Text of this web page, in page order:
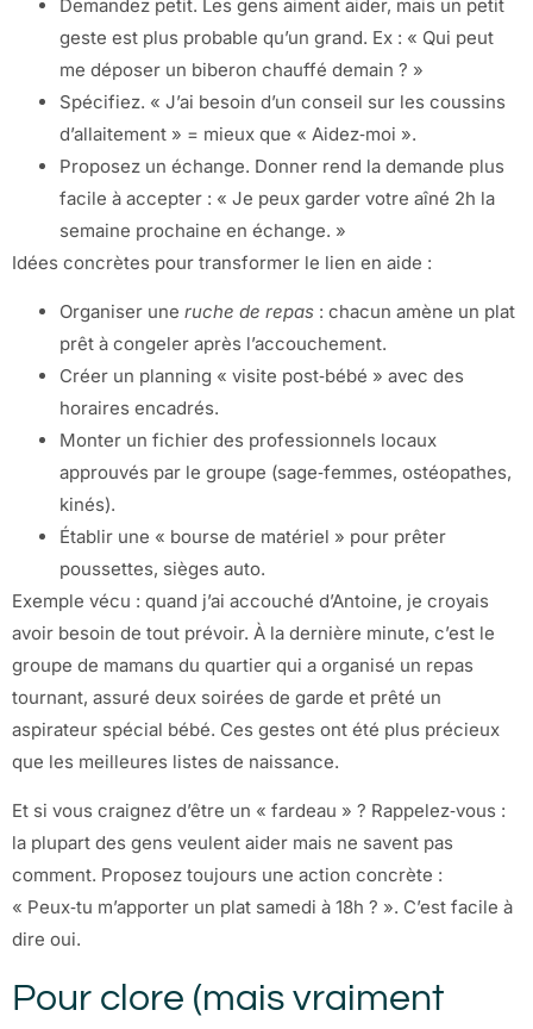
Demandez petit. Les gens aiment aider, mais un petit
geste est plus probable qu’un grand. Ex : « Qui peut
me déposer un biberon chauffé demain ? »
Spécifiez. « J’ai besoin d’un conseil sur les coussins
d’allaitement » = mieux que « Aidez‑moi ».
Proposez un échange. Donner rend la demande plus
facile à accepter : « Je peux garder votre aîné 2h la
semaine prochaine en échange. »
Idées concrètes pour transformer le lien en aide :
Organiser une ruche de repas : chacun amène un plat
prêt à congeler après l’accouchement.
Créer un planning « visite post‑bébé » avec des
horaires encadrés.
Monter un fichier des professionnels locaux
approuvés par le groupe (sage‑femmes, ostéopathes,
kinés).
Établir une « bourse de matériel » pour prêter
poussettes, sièges auto.
Exemple vécu : quand j’ai accouché d’Antoine, je croyais
avoir besoin de tout prévoir. À la dernière minute, c’est le
groupe de mamans du quartier qui a organisé un repas
tournant, assuré deux soirées de garde et prêté un
aspirateur spécial bébé. Ces gestes ont été plus précieux
que les meilleures listes de naissance.
Et si vous craignez d’être un « fardeau » ? Rappelez‑vous :
la plupart des gens veulent aider mais ne savent pas
comment. Proposez toujours une action concrète :
« Peux‑tu m’apporter un plat samedi à 18h ? ». C’est facile à
dire oui.
Pour clore (mais vraiment